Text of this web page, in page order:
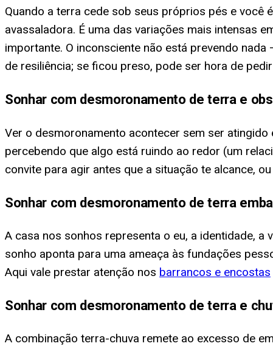
Quando a terra cede sob seus próprios pés e
avassaladora. É uma das variações mais intensas
importante. O inconsciente não está prevendo
de resiliência; se ficou preso, pode ser hora de
Sonhar com desmoronamento de terra e
Ver o desmoronamento acontecer sem ser
percebendo que algo está ruindo ao redor (um
convite para agir antes que a situação te alcance,
Sonhar com desmoronamento de terra
A casa nos sonhos representa o eu, a identidade,
sonho aponta para uma ameaça às fundações
Aqui vale prestar atenção nos barrancos e encostas
Sonhar com desmoronamento de terra e
A combinação terra-chuva remete ao excesso de